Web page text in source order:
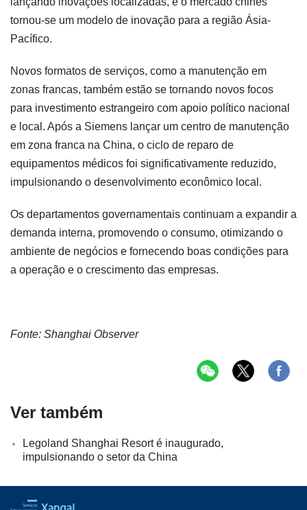
tornou-se um modelo de inovação para a região Ásia-
Pacífico.
Novos formatos de serviços, como a manutenção em
zonas francas, também estão se tornando novos focos
para investimento estrangeiro com apoio político nacional
e local. Após a Siemens lançar um centro de manutenção
em zona franca na China, o ciclo de reparo de
equipamentos médicos foi significativamente reduzido,
impulsionando o desenvolvimento econômico local.
Os departamentos governamentais continuam a expandir a
demanda interna, promovendo o consumo, otimizando o
ambiente de negócios e fornecendo boas condições para
a operação e o crescimento das empresas.
Fonte: Shanghai Observer
Ver também
Legoland Shanghai Resort é inaugurado,
impulsionando o setor da China